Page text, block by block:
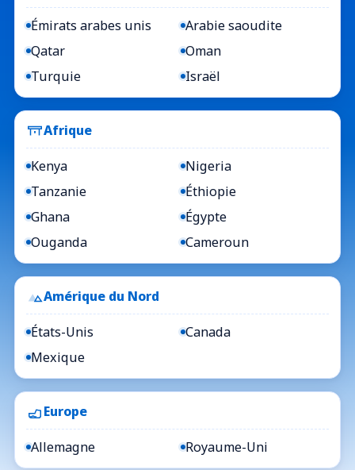
Émirats arabes unis
Arabie saoudite
Qatar
Oman
Turquie
Israël
Afrique
Kenya
Nigeria
Tanzanie
Éthiopie
Ghana
Égypte
Ouganda
Cameroun
Amérique du Nord
États-Unis
Canada
Mexique
Europe
Allemagne Royaume-Uni